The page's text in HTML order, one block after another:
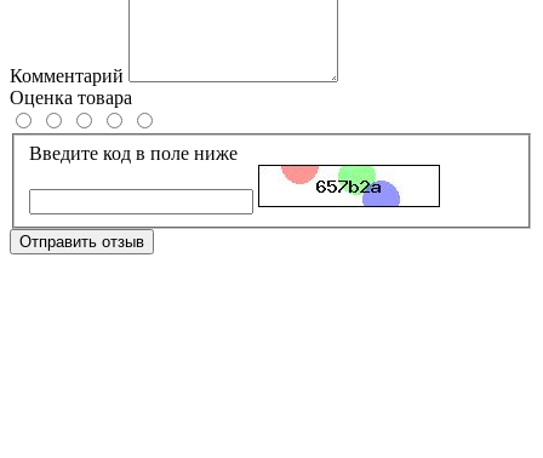
Комментарий
Оценка товара
Введите код в поле ниже
Отправить отзыв